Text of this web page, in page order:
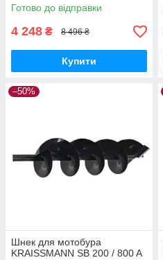
Готово до відправки
4 248 ₴ 8 496 ₴
Купити
–50%
Шнек для мотобура
KRAISSMANN SB 200 / 800 A